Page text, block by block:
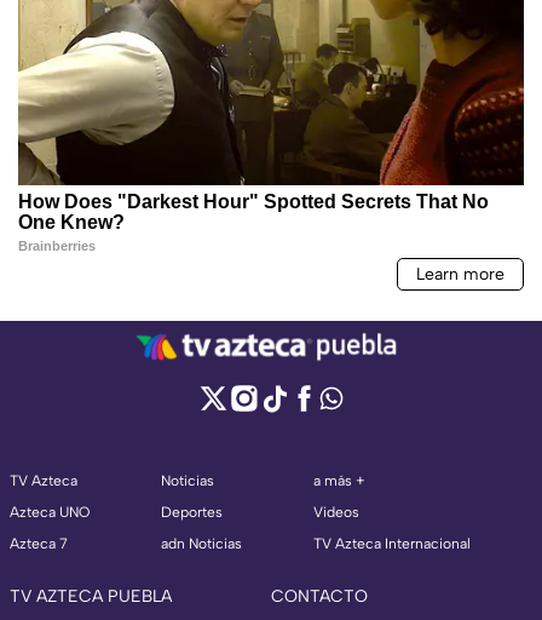
TV Azteca
Azteca UNO
Azteca 7
Noticias
Deportes
adn Noticias
a más +
Videos
TV Azteca Internacional
TV AZTECA PUEBLA CONTACTO